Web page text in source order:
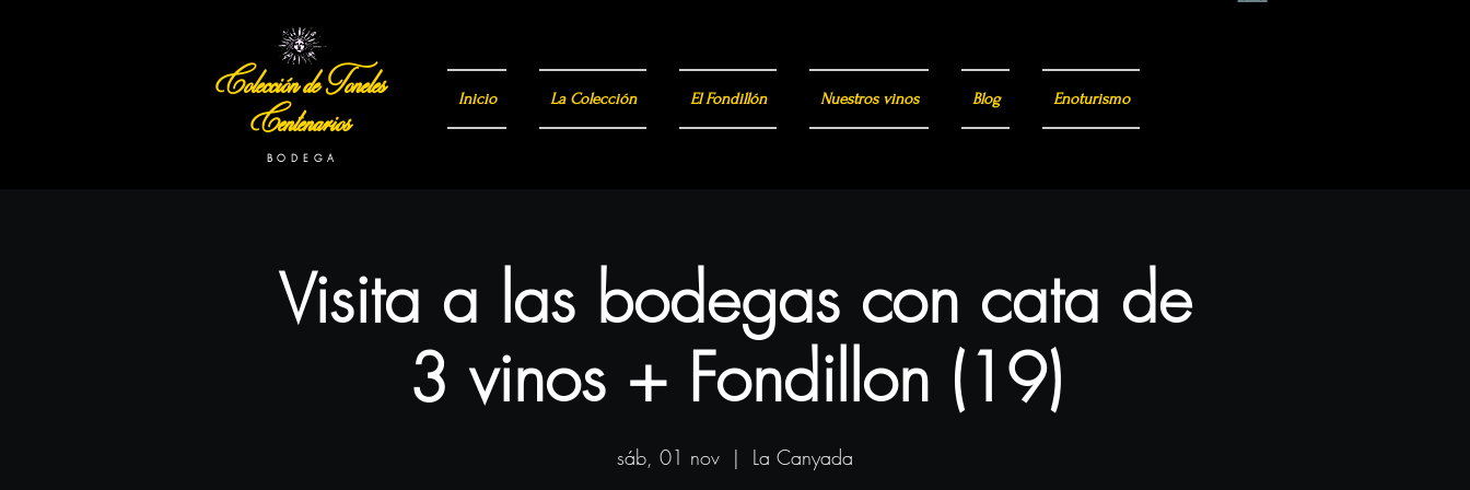
Visita a las bodegas con cata de
3 vinos + Fondillon (19)
sáb, 01 nov
  |
La Canyada
Colección de Toneles
Centenarios Inicio La Colección El Fondillón Nuestros vinos Blog Enoturismo
B O D E G A